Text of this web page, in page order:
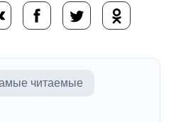
читаемые